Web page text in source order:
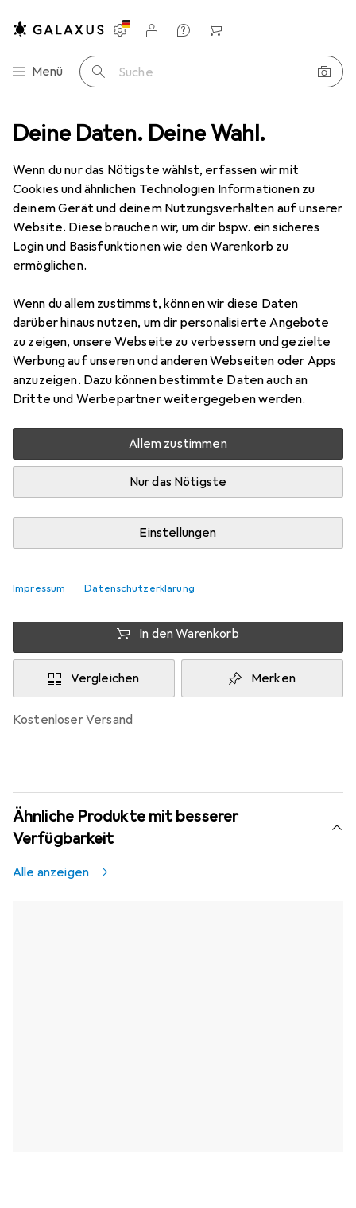
Deine Daten. Deine Wahl.
Wenn du nur das Nötigste wählst, erfassen wir mit
Cookies und ähnlichen Technologien Informationen zu
deinem Gerät und deinem Nutzungsverhalten auf unserer
Website. Diese brauchen wir, um dir bspw. ein sicheres
Login und Basisfunktionen wie den Warenkorb zu
ermöglichen.
Wenn du allem zustimmst, können wir diese Daten
darüber hinaus nutzen, um dir personalisierte Angebote
zu zeigen, unsere Webseite zu verbessern und gezielte
Werbung auf unseren und anderen Webseiten oder Apps
anzuzeigen. Dazu können bestimmte Daten auch an
Dritte und Werbepartner weitergegeben werden.
Allem zustimmen
Nur das Nötigste
Einstellungen
Impressum Datenschutzerklärung
Navigation nach Kategorien
Menü Suche
Einstellungen
Kundenkonto
Vergleichslisten
Merklisten
Warenkorb
Notebooks + PCs Notebook Lenovo Yoga Slim 7
24 Bilder1 Video
LenovoYoga Slim 7
14", 1000 GB, 16 GB, DE, AMD Ryzen AI 7 445
Preis in EUR inkl. MwSt.
EUR
1171,03
EUR
117,11sparen und schneller lieferbar
Angebote abEUR
1053,92
Bewertungen Marke
Mehr von Lenovo
Mehr als 10 Stück an Lager beim Lieferanten
Benachrichtigen, wenn schneller verfügbar
Lieferort angeben für genaue Lieferzeit
In den Warenkorb
Vergleichen Merken
kostenloser Versand
Ähnliche Produkte mit besserer
Verfügbarkeit
Alle anzeigen